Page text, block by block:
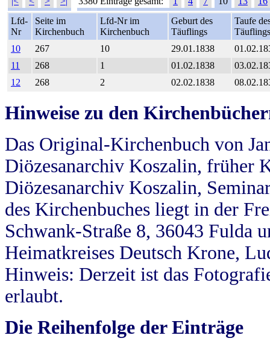
Lfd-
Nr
Seite im
Kirchenbuch
Lfd-Nr im
Kirchenbuch
Geburt des
Täuflings
Taufe
Täuflings
10
267 10 29.01.1838
11
268 1 01.02.1838
12
268 2 02.02.1838
Hinweise zu den
Das Original-Kirchenbuch von
Diözesanarchiv Koszalin, früher
Diözesanarchiv Koszalin,
des Kirchenbuches liegt in der
Schwank-Straße 8, 36043 Fulda
Heimatkreises Deutsch Krone,
Hinweis: Derzeit ist das
erlaubt.
Die Reihenfolge der Einträge